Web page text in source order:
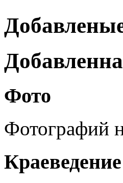
Фото
Фотографий
Краеведение